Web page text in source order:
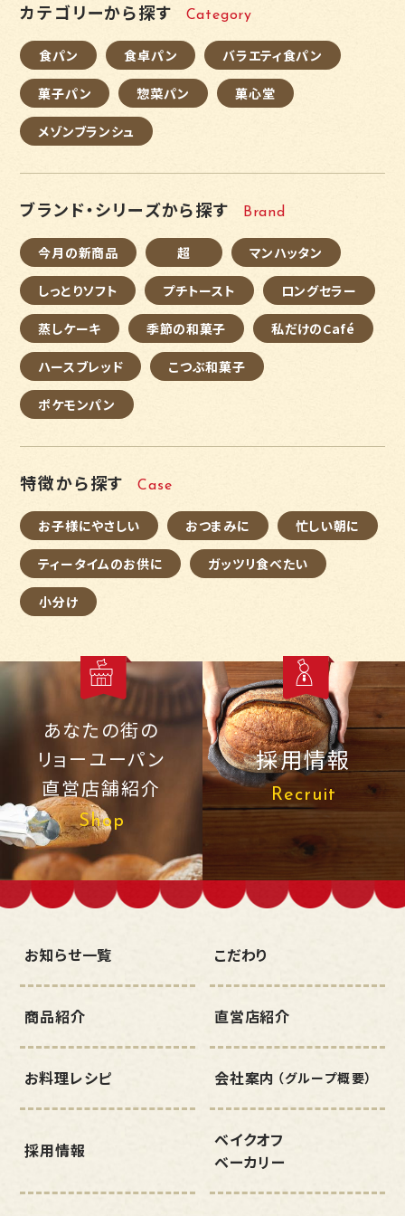
カテゴリーから探す Category
食パン 食卓パン バラエティ食パン
菓子パン 惣菜パン 菓心堂
メゾンブランシュ
ブランド・シリーズから探す Brand
今月の新商品 超 マンハッタン
しっとりソフト プチトースト ロングセラー
蒸しケーキ 季節の和菓子 私だけのCafé
ハースブレッド こつぶ和菓子
ポケモンパン
特徴から探す Case
お子様にやさしい おつまみに 忙しい朝に
ティータイムのお供に ガッツリ食べたい
小分け
あなたの街の
リョーユーパン
直営店舗紹介
Shop
採用情報
Recruit
お知らせ一覧 こだわり
商品紹介 直営店紹介
お料理レシピ 会社案内 （グループ概要）
採用情報
ベイクオフ
ベーカリー